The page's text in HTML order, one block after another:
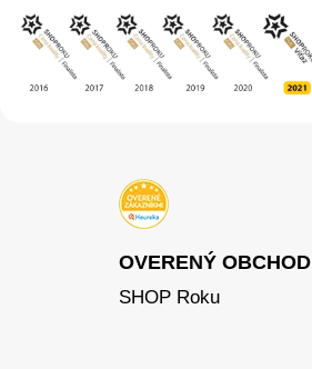
OVERENÝ OBCHOD
SHOP Roku